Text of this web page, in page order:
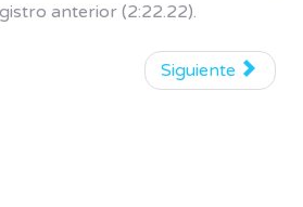
anterior (2:22.22).
Siguiente